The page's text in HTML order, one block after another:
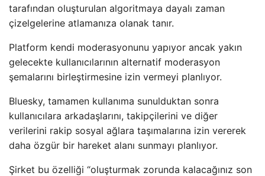
tarafından oluşturulan algoritmaya dayalı zaman
çizelgelerine atlamanıza olanak tanır.
Platform kendi moderasyonunu yapıyor ancak yakın
gelecekte kullanıcılarının alternatif moderasyon
şemalarını birleştirmesine izin vermeyi planlıyor.
Bluesky, tamamen kullanıma sunulduktan sonra
kullanıcılara arkadaşlarını, takipçilerini ve diğer
verilerini rakip sosyal ağlara taşımalarına izin vererek
daha özgür bir hareket alanı sunmayı planlıyor.
Şirket bu özelliği “oluşturmak zorunda kalacağınız son